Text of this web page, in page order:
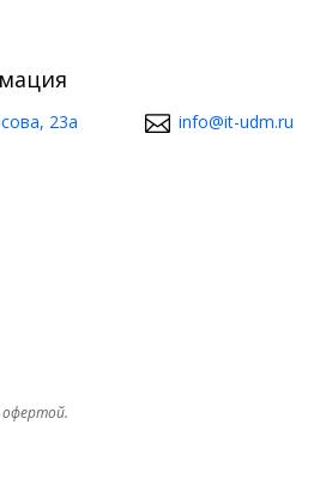
23а info@it-udm.ru
офертой.